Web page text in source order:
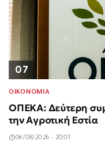
07
ΟΙΚΟΝΟΜΙΑ
ΟΠΕΚΑ: Δεύτερη
την Αγροτική Εστία
06/08/2026 - 20:01